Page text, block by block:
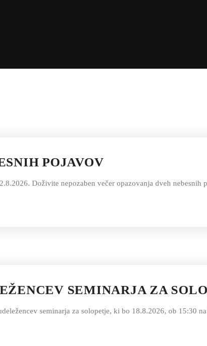
POJAVOV
Doživite nepozaben večer opazovanja dveh
SEMINARJA ZA
seminarja za solopetje, ki bo 18.8.2026, ob 15:30 na